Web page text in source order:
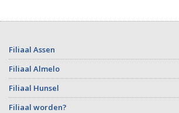
Filiaal Assen
Filiaal Almelo
Filiaal Hunsel
Filiaal worden?